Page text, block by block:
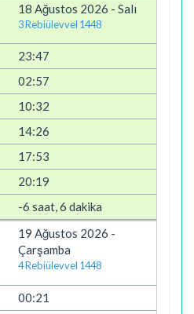
18 Ağustos 2026 - Salı
3 Rebiülevvel 1448
23:47
02:57
10:32
14:26
17:53
20:19
-6 saat, 6 dakika
19 Ağustos 2026 -
Çarşamba
4 Rebiülevvel 1448
00:21